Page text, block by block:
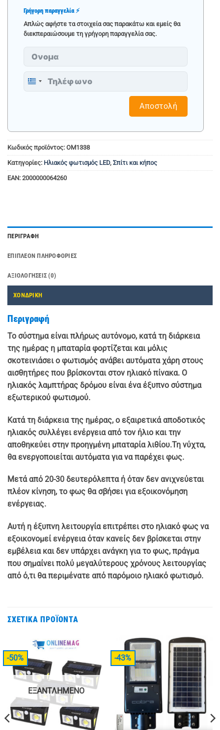
Γρήγορη παραγγελία ⚡
Απλώς αφήστε τα στοιχεία σας παρακάτω και εμείς θα
διεκπεραιώσουμε τη γρήγορη παραγγελία σας.
Greece
Αποστολή
Κωδικός προϊόντος: OM1338
Κατηγορίες: Ηλιακός φωτισμός LED, Σπίτι και κήπος
EAN: 2000000064260
ΠΕΡΙΓΡΑΦΉ
ΕΠΙΠΛΈΟΝ ΠΛΗΡΟΦΟΡΊΕΣ
ΑΞΙΟΛΟΓΉΣΕΙΣ (0)
ΧΟΝΔΡΙΚΗ
Περιγραφή
Το σύστημα είναι πλήρως αυτόνομο, κατά τη διάρκεια
της ημέρας η μπαταρία φορτίζεται και μόλις
σκοτεινιάσει ο φωτισμός ανάβει αυτόματα χάρη στους
αισθητήρες που βρίσκονται στον ηλιακό πίνακα. Ο
ηλιακός λαμπτήρας δρόμου είναι ένα έξυπνο σύστημα
εξωτερικού φωτισμού.
Κατά τη διάρκεια της ημέρας, ο εξαιρετικά αποδοτικός
ηλιακός συλλέγει ενέργεια από τον ήλιο και την
αποθηκεύει στην προηγμένη μπαταρία λιθίου.Τη νύχτα,
θα ενεργοποιείται αυτόματα για να παρέχει φως.
Μετά από 20-30 δευτερόλεπτα ή όταν δεν ανιχνεύεται
πλέον κίνηση, το φως θα σβήσει για εξοικονόμηση
ενέργειας.
Αυτή η έξυπνη λειτουργία επιτρέπει στο ηλιακό φως να
εξοικονομεί ενέργεια όταν κανείς δεν βρίσκεται στην
εμβέλεια και δεν υπάρχει ανάγκη για το φως, πράγμα
που σημαίνει πολύ μεγαλύτερους χρόνους λειτουργίας
από ό,τι θα περιμένατε από παρόμοιο ηλιακό φωτισμό.
ΣΧΕΤΙΚΆ ΠΡΟΪΌΝΤΑ
-50%
ΕΞΑΝΤΛΗΜΈΝΟ
-43%